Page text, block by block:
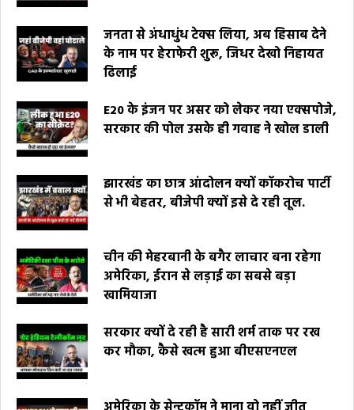
जनता से अंधाधुंध टेक्स लिया, अब हिसाब देने
के नाम पर हेराफेरी शुरू, जिधर देखो निहायत
ढिलाई
E20 के इंजन पर असर को लेकर नया एक्सपोजे,
सरकार की पोल उसके ही गवाह ने खोल डाली
झारखंड का छात्र आंदोलन क्यों कॉकरोच पार्टी
से भी बेहतर, बीजेपी क्यों इसे दे रही तूल.
चीन की मेहरबानी के बगैर लाचार बना रहेगा
अमेरिका, ईरान से लड़ाई का सबसे बड़ा
खामियाजा
सरकार क्यों दे रही है सारी शर्म ताक पर रख
कर मौका, कैसे खत्म हुआ बीएसएनएल